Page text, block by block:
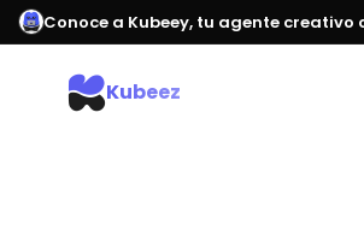
Conoce a Kubeey, tu agente creativo
Kubeez